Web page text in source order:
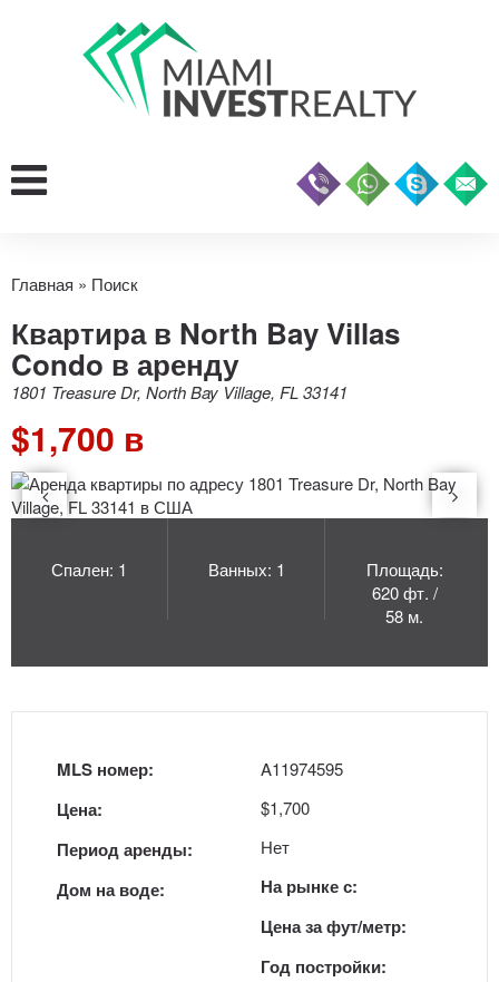
Главная » Поиск
Квартира в North Bay Villas
Condo в аренду
1801 Treasure Dr, North Bay Village, FL 33141
$1,700 в
Спален: 1 Ванных: 1
Площадь:
620 фт. /
58 м.
MLS номер:
Цена:
Период аренды:
Дом на воде:
A11974595
$1,700
Нет
На рынке с:
Цена за фут/метр:
Год постройки: